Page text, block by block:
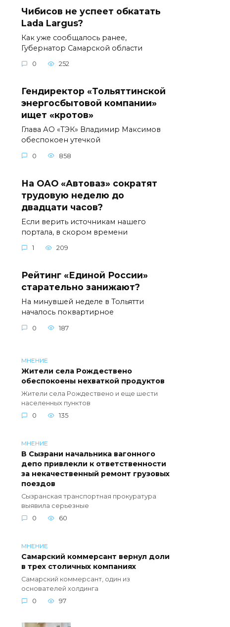
Чибисов не успеет обкатать
Lada Largus?
Как уже сообщалось ранее,
Губернатор Самарской области
0 252
Гендиректор «Тольяттинской
энергосбытовой компании»
ищет «кротов»
Глава АО «ТЭК» Владимир Максимов
обеспокоен утечкой
0 858
На ОАО «Автоваз» сократят
трудовую неделю до
двадцати часов?
Если верить источникам нашего
портала, в скором времени
1 209
Рейтинг «Единой России»
старательно занижают?
На минувшей неделе в Тольятти
началось поквартирное
0 187
МНЕНИЕ
Жители села Рождествено
обеспокоены нехваткой продуктов
Жители села Рождествено и еще шести
населенных пунктов
0
135
МНЕНИЕ
В Сызрани начальника вагонного
депо привлекли к ответственности
за некачественный ремонт грузовых
поездов
Сызранская транспортная прокуратура
выявила серьезные
0
60
МНЕНИЕ
Самарский коммерсант вернул доли
в трех столичных компаниях
Самарский коммерсант, один из
основателей холдинга
0
97